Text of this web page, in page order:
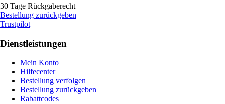
30 Tage Rückgaberecht
Bestellung zurückgeben
Trustpilot
Dienstleistungen
Mein Konto
Hilfecenter
Bestellung verfolgen
Bestellung zurückgeben
Rabattcodes